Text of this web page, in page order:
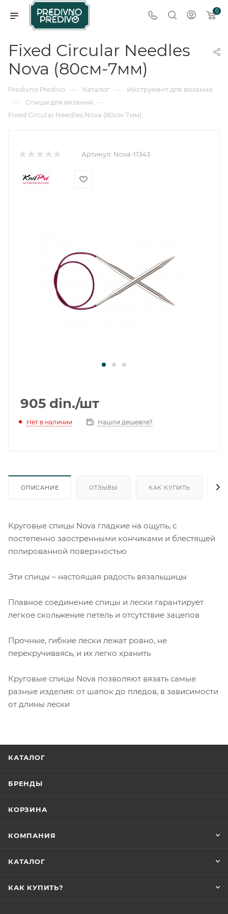
0
Fixed Circular Needles
Nova (80см-7мм)
Predivno Predivo — Каталог — Инструмент для вязания
— Спицы для вязания —
Fixed Circular Needles Nova (80см-7мм)
Артикул: Nova-11343
905 din./шт
Нет в наличии Нашли дешевле?
ОПИСАНИЕ ОТЗЫВЫ КАК КУПИТЬ
Круговые спицы Nova гладкие на ощупь, с
постепенно заостренными кончиками и блестящей
полированной поверхностью
Эти спицы – настоящая радость вязальщицы
Плавное соединение спицы и лески гарантирует
легкое скольжение петель и отсутствие зацепов
Прочные, гибкие лески лежат ровно, не
перекручиваясь, и их легко хранить
Круговые спицы Nova позволяют вязать самые
разные изделия: от шапок до пледов, в зависимости
от длины лески
КАТАЛОГ
БРЕНДЫ
КОРЗИНА
КОМПАНИЯ
КАТАЛОГ
КАК КУПИТЬ?